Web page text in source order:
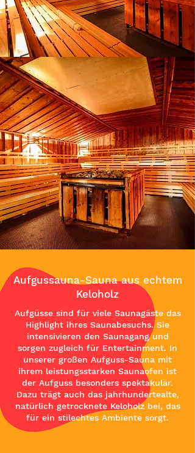
Aufgussauna-Sauna aus echtem
Keloholz
Aufgüsse sind für viele Saunagäste das
Highlight ihres Saunabesuchs. Sie
intensivieren den Saunagang und
sorgen zugleich für Entertainment. In
unserer großen Aufguss-Sauna mit
ihrem leistungsstarken Saunaofen ist
der Aufguss besonders spektakulär.
Dazu trägt auch das jahrhundertealte,
natürlich getrocknete Keloholz bei, das
für ein stilechtes Ambiente sorgt.